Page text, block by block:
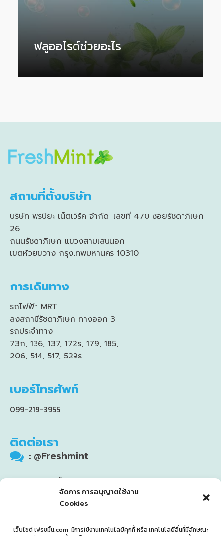
จัดการ การอนุญาตใช้งาน
Cookies
เว็บไซต์ เฟรซมิ้น.com มีการใช้งานเทคโนโลยีคุกกี้ หรือ เทคโนโลยีอื่นที่มีลักษณะ
ฟลูออไรด์ช่วยอะไร
สถานที่ตั้งบริษัท
บริษัท พรปิยะ เน็ตเวิร์ค จำกัด เลขที่ 470 ซอยรัชดาภิเษก
26
ถนนรัชดาภิเษก แขวงสามเสนนอก
เขตห้วยขวาง กรุงเทพมหานคร 10310
การเดินทาง
รถไฟฟ้า MRT
ลงสถานีรัชดาภิเษก ทางออก 3
รถประจำทาง
73ก, 136, 137, 172ร, 179, 185,
206, 514, 517, 529ร
เบอร์โทรศัพท์
099-219-3955
ติดต่อเรา
: @Freshmint
: เฟรชมิ้น FreshMint